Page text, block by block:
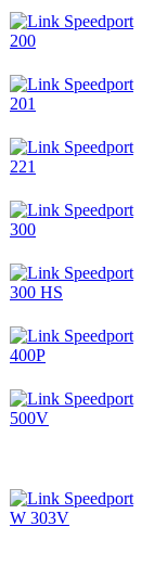
Speedport
200
Speedport
201
Speedport
221
Speedport
300
Speedport
300 HS
Speedport
400P
Speedport
500V
Speedport
W 303V